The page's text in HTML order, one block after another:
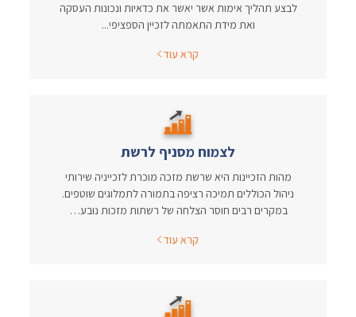
לבצע תהליך אימות אשר יאשר את כדאיות ונכונות העסקה
ואת מידת התאמתה לזכיין הספציפי...
קרא עוד
לצמוח מסניף לרשת
מהות הזכיינות היא שרשת מזכה מוכרת לזכייניה שירותי
ניהול הכוללים תמיכה רציפה בתמורה לתמלוגים שוטפים.
במקרים רבים חוסר הצלחה של רשתות מזכות נובע…
קרא עוד